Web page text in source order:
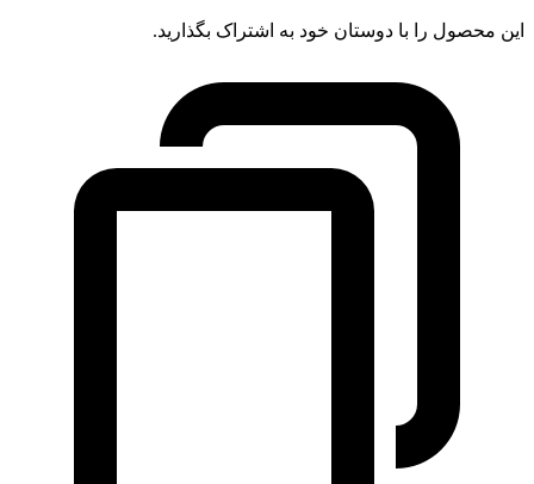
این محصول را با دوستان خود به اشتراک بگذارید.